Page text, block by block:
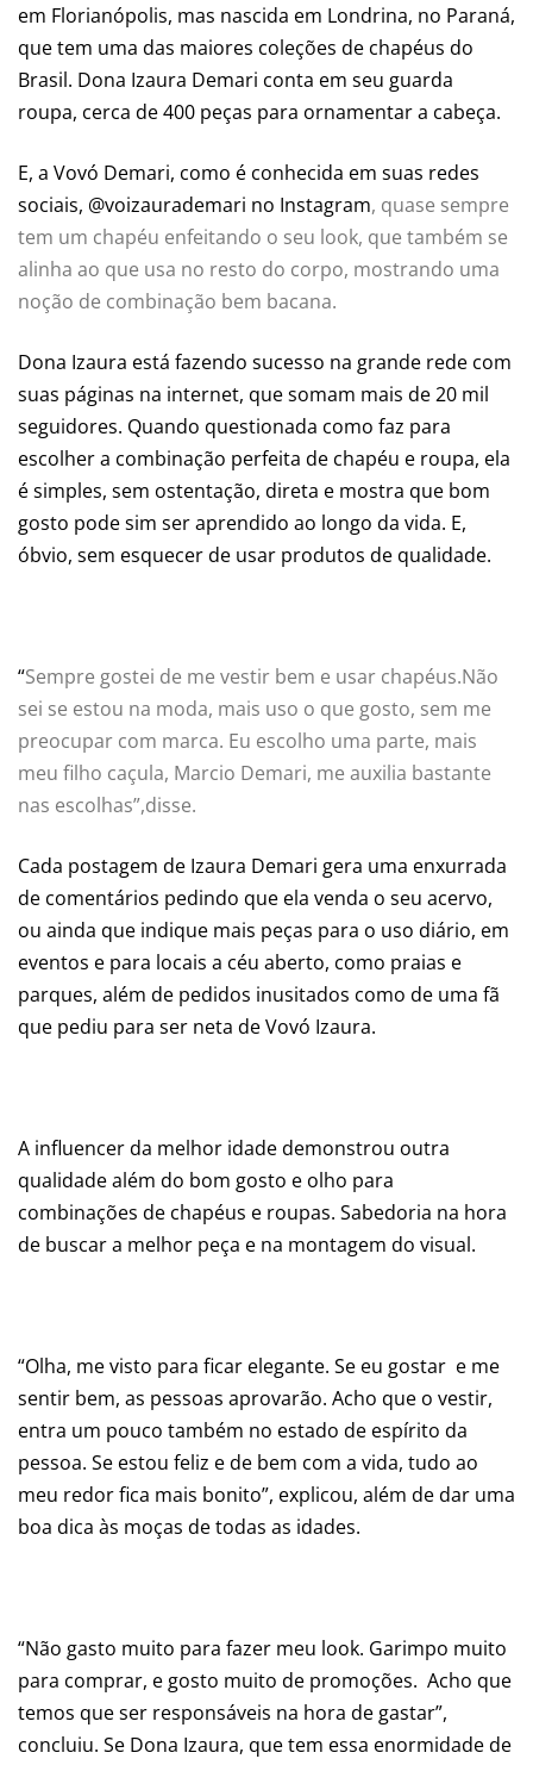
em Florianópolis, mas nascida em Londrina, no Paraná,
que tem uma das maiores coleções de chapéus do
Brasil. Dona Izaura Demari conta em seu guarda
roupa, cerca de 400 peças para ornamentar a cabeça.
E, a Vovó Demari, como é conhecida em suas redes
sociais, @voizaurademari no Instagram, quase sempre
tem um chapéu enfeitando o seu look, que também se
alinha ao que usa no resto do corpo, mostrando uma
noção de combinação bem bacana.
Dona Izaura está fazendo sucesso na grande rede com
suas páginas na internet, que somam mais de 20 mil
seguidores. Quando questionada como faz para
escolher a combinação perfeita de chapéu e roupa, ela
é simples, sem ostentação, direta e mostra que bom
gosto pode sim ser aprendido ao longo da vida. E,
óbvio, sem esquecer de usar produtos de qualidade.
“Sempre gostei de me vestir bem e usar chapéus.Não
sei se estou na moda, mais uso o que gosto, sem me
preocupar com marca. Eu escolho uma parte, mais
meu filho caçula, Marcio Demari, me auxilia bastante
nas escolhas”,disse.
Cada postagem de Izaura Demari gera uma enxurrada
de comentários pedindo que ela venda o seu acervo,
ou ainda que indique mais peças para o uso diário, em
eventos e para locais a céu aberto, como praias e
parques, além de pedidos inusitados como de uma fã
que pediu para ser neta de Vovó Izaura.
A influencer da melhor idade demonstrou outra
qualidade além do bom gosto e olho para
combinações de chapéus e roupas. Sabedoria na hora
de buscar a melhor peça e na montagem do visual.
“Olha, me visto para ficar elegante. Se eu gostar e me
sentir bem, as pessoas aprovarão. Acho que o vestir,
entra um pouco também no estado de espírito da
pessoa. Se estou feliz e de bem com a vida, tudo ao
meu redor fica mais bonito”, explicou, além de dar uma
boa dica às moças de todas as idades.
“Não gasto muito para fazer meu look. Garimpo muito
para comprar, e gosto muito de promoções. Acho que
temos que ser responsáveis na hora de gastar”,
concluiu. Se Dona Izaura, que tem essa enormidade de